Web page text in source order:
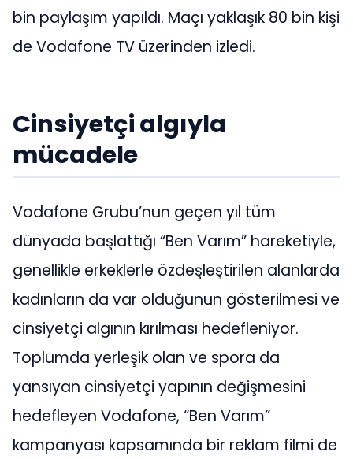
bin paylaşım yapıldı. Maçı yaklaşık 80 bin kişi
de Vodafone TV üzerinden izledi.
Cinsiyetçi algıyla
mücadele
Vodafone Grubu’nun geçen yıl tüm
dünyada başlattığı “Ben Varım” hareketiyle,
genellikle erkeklerle özdeşleştirilen alanlarda
kadınların da var olduğunun gösterilmesi ve
cinsiyetçi algının kırılması hedefleniyor.
Toplumda yerleşik olan ve spora da
yansıyan cinsiyetçi yapının değişmesini
hedefleyen Vodafone, “Ben Varım”
kampanyası kapsamında bir reklam filmi de